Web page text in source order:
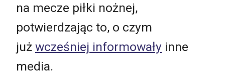
na mecze piłki nożnej,
potwierdzając to, o czym
już wcześniej informowały inne
media.